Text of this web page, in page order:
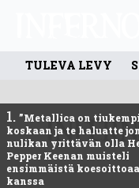
TULEVA LEVY
1. ”Metallica on
koskaan ja te haluatte
nulikan yrittävän olla
Pepper Keenan muisteli
ensimmäistä
kanssa